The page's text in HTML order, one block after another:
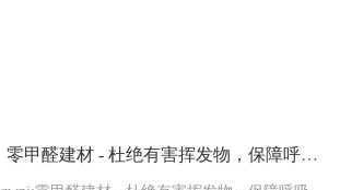
上海办公室设计：‌零甲醛建材 - 杜绝有害挥发物，保障呼吸健康